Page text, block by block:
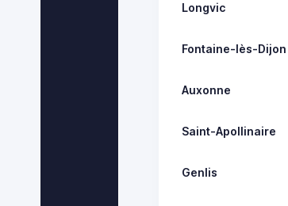
Longvic
Fontaine-lès-Dijon
Auxonne
Saint-Apollinaire
Genlis